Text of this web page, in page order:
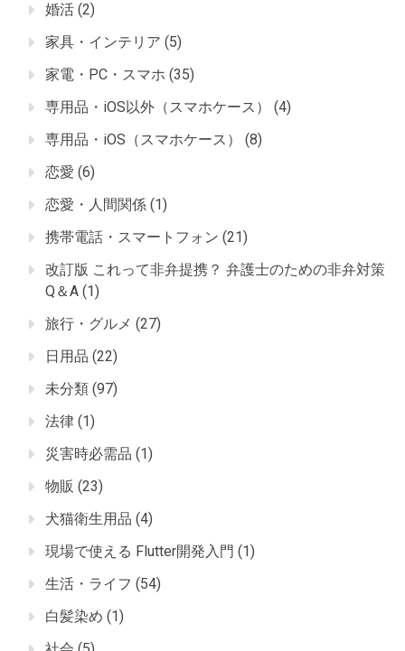
婚活 (2)
家具・インテリア (5)
家電・PC・スマホ (35)
専用品・iOS以外（スマホケース）
(4)
専用品・iOS（スマホケース）
(8)
恋愛 (6)
恋愛・人間関係 (1)
携帯電話・スマートフォン (21)
改訂版 これって非弁提携？ 弁護士のための非弁対策
Q＆A (1)
旅行・グルメ (27)
日用品 (22)
未分類 (97)
法律 (1)
災害時必需品 (1)
物販 (23)
犬猫衛生用品 (4)
現場で使える Flutter開発入門 (1)
生活・ライフ (54)
白髪染め (1)